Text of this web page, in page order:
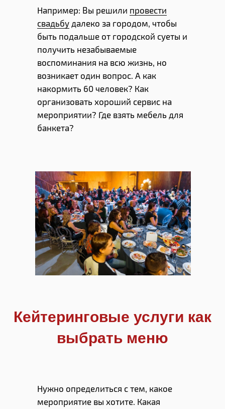
Например: Вы решили провести
свадьбу далеко за городом, чтобы
быть подальше от городской суеты и
получить незабываемые
воспоминания на всю жизнь, но
возникает один вопрос. А как
накормить 60 человек? Как
организовать хороший сервис на
мероприятии? Где взять мебель для
банкета?
Кейтеринговые услуги как
выбрать меню
Нужно определиться с тем, какое
мероприятие вы хотите. Какая